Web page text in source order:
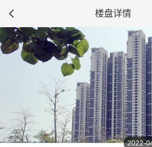
楼盘详情
2022-